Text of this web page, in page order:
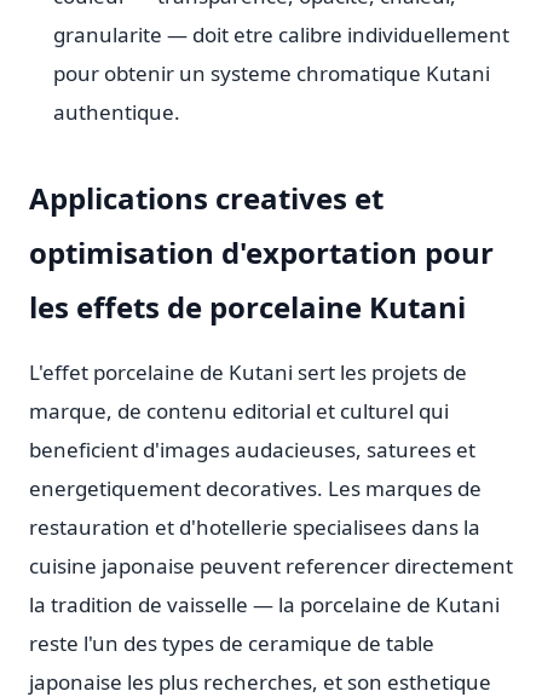
granularite — doit etre calibre individuellement
pour obtenir un systeme chromatique Kutani
authentique.
Applications creatives et
optimisation d'exportation pour
les effets de porcelaine Kutani
L'effet porcelaine de Kutani sert les projets de
marque, de contenu editorial et culturel qui
beneficient d'images audacieuses, saturees et
energetiquement decoratives. Les marques de
restauration et d'hotellerie specialisees dans la
cuisine japonaise peuvent referencer directement
la tradition de vaisselle — la porcelaine de Kutani
reste l'un des types de ceramique de table
japonaise les plus recherches, et son esthetique